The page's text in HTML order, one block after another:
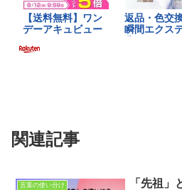
関連記事
言葉の使い分け
「先祖